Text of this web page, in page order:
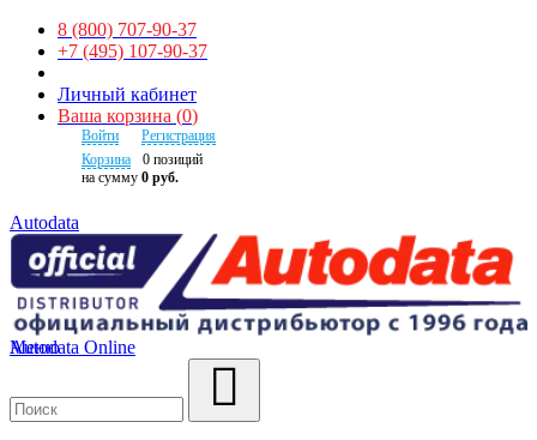
8 (800) 707-90-37
+7 (495) 107-90-37
Личный кабинет
Ваша корзина (0)
Войти
Регистрация
Корзина
0 позиций
на сумму 0 руб.
Autodata
Autodata Online
Меню